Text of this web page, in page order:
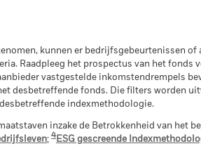
kunnen er bedrijfsgebeurtenissen of
Raadpleeg het prospectus van het fonds
vastgestelde inkomstendrempels
desbetreffende fonds. Die filters worden
indexmethodologie.
inzake de Betrokkenheid van het
; 4 ESG gescreende